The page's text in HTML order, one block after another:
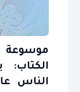
موسوعة
الناس